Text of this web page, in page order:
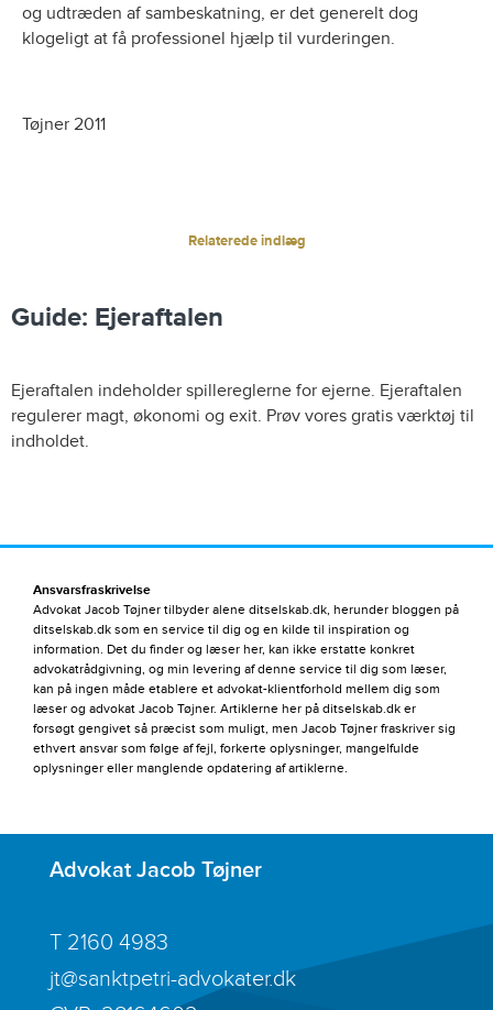
og udtræden af sambeskatning, er det generelt dog
klogeligt at få professionel hjælp til vurderingen.
Tøjner 2011
Relaterede indlæg
Guide: Ejeraftalen
Ejeraftalen indeholder spillereglerne for ejerne. Ejeraftalen
regulerer magt, økonomi og exit. Prøv vores gratis værktøj til
indholdet.
Ansvarsfraskrivelse
Advokat Jacob Tøjner tilbyder alene ditselskab.dk, herunder bloggen på
ditselskab.dk som en service til dig og en kilde til inspiration og
information. Det du finder og læser her, kan ikke erstatte konkret
advokatrådgivning, og min levering af denne service til dig som læser,
kan på ingen måde etablere et advokat-klientforhold mellem dig som
læser og advokat Jacob Tøjner. Artiklerne her på ditselskab.dk er
forsøgt gengivet så præcist som muligt, men Jacob Tøjner fraskriver sig
ethvert ansvar som følge af fejl, forkerte oplysninger, mangelfulde
oplysninger eller manglende opdatering af artiklerne.
Advokat Jacob Tøjner
T 2160 4983
jt@sanktpetri-advokater.dk